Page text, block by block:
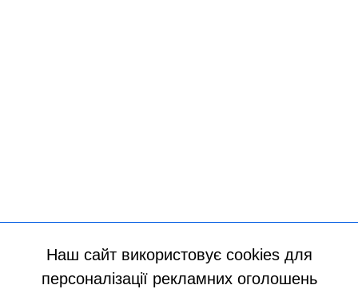
Наш сайт використовує cookies для
персоналізації рекламних оголошень